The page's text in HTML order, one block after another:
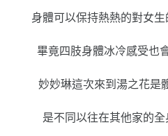
身體可以保持熱熱的對女生
畢竟四肢身體冰冷感受也
妙妙琳這次來到湯之花是
是不同以往在其他家的全